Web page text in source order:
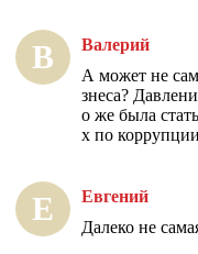
В Валерий
А может не
знеса?
о же была
х по коррупции
Е Евгений
Далеко не